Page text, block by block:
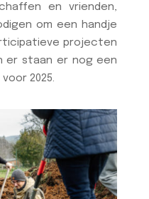
en vrienden,
om een handje
projecten
er staan er nog een
2025.